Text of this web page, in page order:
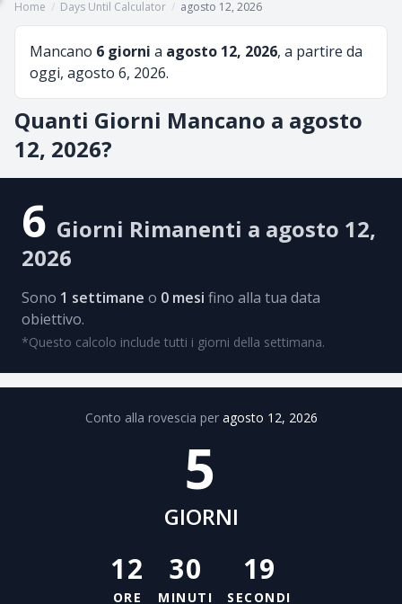
Home / Days Until Calculator / agosto 12, 2026
Mancano 6 giorni a agosto 12, 2026, a partire da
oggi, agosto 6, 2026.
Quanti Giorni Mancano a agosto
12, 2026?
6 Giorni Rimanenti a agosto 12,
2026
Sono 1 settimane o 0 mesi fino alla tua data
obiettivo.
*Questo calcolo include tutti i giorni della settimana.
Conto alla rovescia per agosto 12, 2026
5
GIORNI
12
ORE
30
MINUTI
19
SECONDI